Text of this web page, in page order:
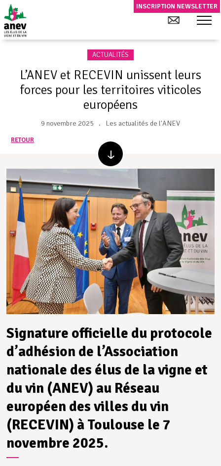
INSCRIPTION NEWSLETTER
ACTUALITÉS
L’ANEV et RECEVIN unissent leurs
forces pour les territoires viticoles
européens
9 novembre 2025 Les actualités de l'ANEV
RETOUR
Signature officielle du protocole
d’adhésion de l’Association
nationale des élus de la vigne et
du vin (ANEV) au Réseau
européen des villes du vin
(RECEVIN) à Toulouse le 7
novembre 2025.